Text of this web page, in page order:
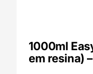
1000ml
em resina)